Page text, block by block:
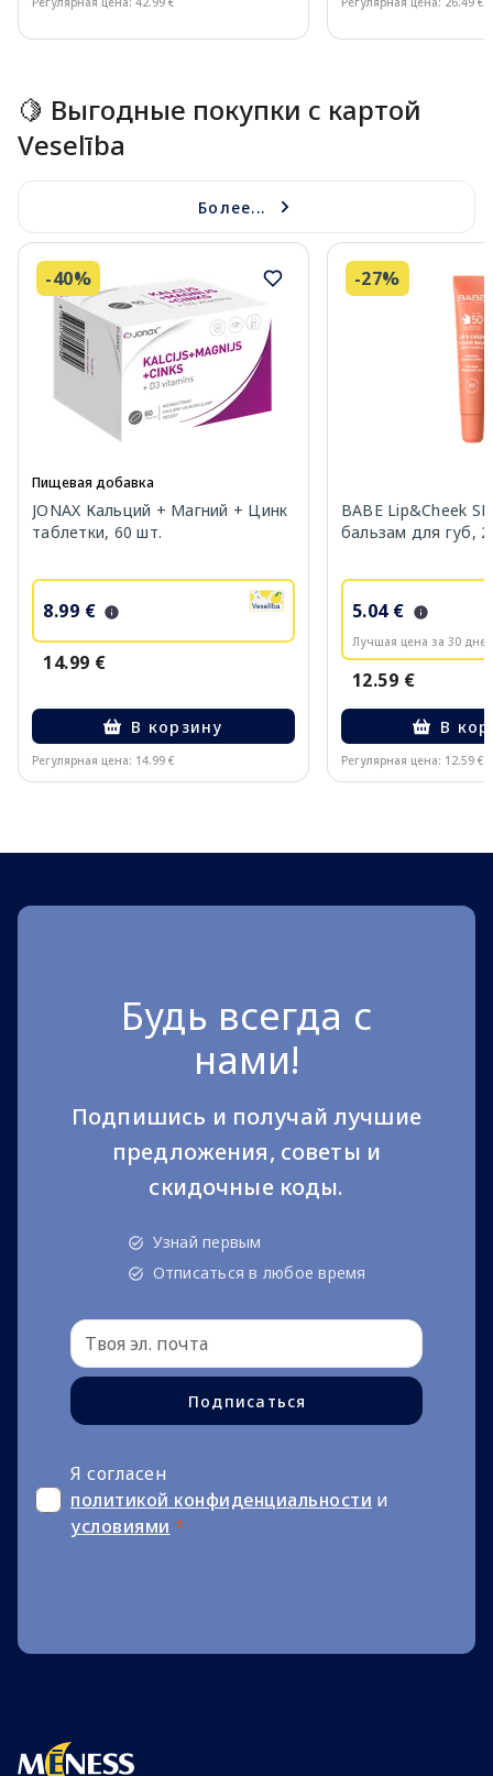
🍋 Выгодные покупки с картой
Veselība
Более...
-40%
Пищевая добавка
JONAX Кальций + Магний + Цинк
таблетки, 60 шт.
8.99 €
14.99 €
В корзину
Регулярная цена: 14.99 €
-27%
BABE Lip&Cheek
бальзам для губ,
5.04 €
Лучшая цена за 30
12.59 €
В
Регулярная цена: 12.59 €
Будь всегда с
нами!
Подпишись и получай лучшие
предложения, советы и
скидочные коды.
Узнай первым
Отписаться в любое время
Подписаться
Я согласен
политикой конфиденциальности и
условиями *